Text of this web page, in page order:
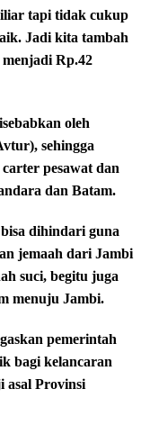
tapi tidak cukup
Jadi kita tambah
Rp.42
oleh
sehingga
pesawat dan
dan Batam.
dihindari guna
jemaah dari Jambi
suci, begitu juga
menuju Jambi.
pemerintah
bagi kelancaran
asal Provinsi